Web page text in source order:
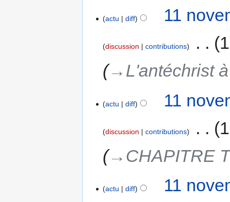
actu diff 11
discussion contributions
→‎L'antéchrist
actu diff 11
discussion contributions
→‎CHAPITRE
actu diff 11